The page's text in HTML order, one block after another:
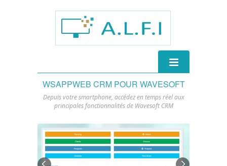
Matériels / réseaux
Réseaux & sécurité
Matériels informatiques
ERP Wavesoft
WSAPPWEB CRM POUR WAVESOFT
Depuis votre smartphone, accédez en temps réel aux
principales fonctionnalités de Wavesoft CRM